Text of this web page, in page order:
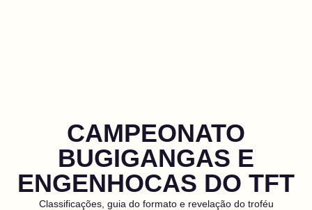
CAMPEONATO
BUGIGANGAS E
ENGENHOCAS DO TFT
Classificações, guia do formato e revelação do troféu